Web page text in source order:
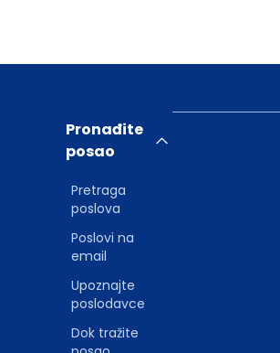
Pronađite
posao
Pretraga
poslova
Poslovi na
email
Upoznajte
poslodavce
Dok tražite